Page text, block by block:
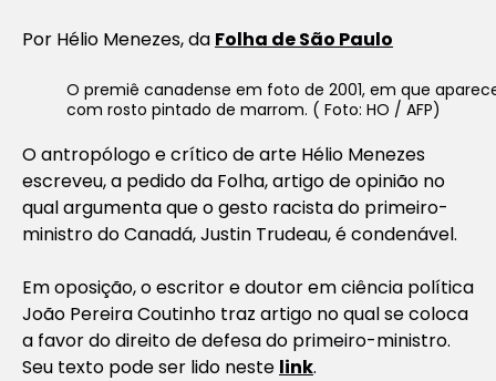
Por Hélio Menezes, da Folha de São Paulo
O premiê canadense em foto de 2001, em que
com rosto pintado de marrom. ( Foto: HO / AFP)
O antropólogo e crítico de arte Hélio Menezes
escreveu, a pedido da Folha, artigo de opinião no
qual argumenta que o gesto racista do primeiro-
ministro do Canadá, Justin Trudeau, é condenável.
Em oposição, o escritor e doutor em ciência política
João Pereira Coutinho traz artigo no qual se coloca
a favor do direito de defesa do primeiro-ministro.
Seu texto pode ser lido neste link.